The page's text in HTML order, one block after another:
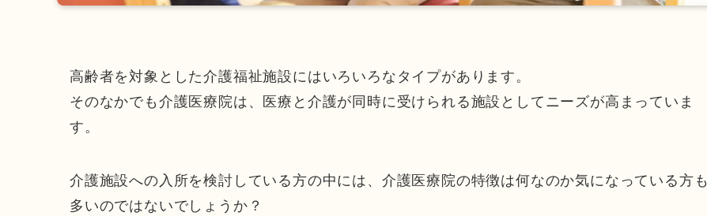
高齢者を対象とした介護福祉施設にはいろいろなタイプがあります。
そのなかでも介護医療院は、医療と介護が同時に受けられる施設としてニーズが高まっていま
す。
介護施設への入所を検討している方の中には、介護医療院の特徴は何なのか気になっている方も
多いのではないでしょうか？